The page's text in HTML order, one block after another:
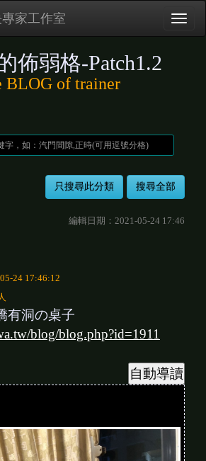
家工作室
佈弱格-Patch1.2
BLOG of trainer
編輯日期：2021-05-24 17:46
24 17:46:12
有洞の桌子
blog/blog.php?id=1911